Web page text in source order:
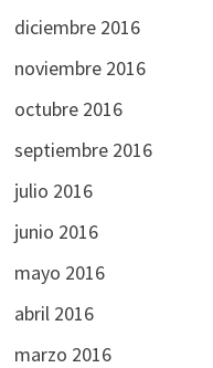
diciembre 2016
noviembre 2016
octubre 2016
septiembre 2016
julio 2016
junio 2016
mayo 2016
abril 2016
marzo 2016